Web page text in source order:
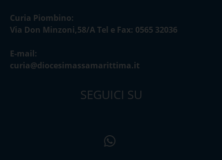
Curia Piombino:
Via Don Minzoni,58/A Tel e Fax: 0565 32036
E-mail:
curia@diocesimassamarittima.it
SEGUICI SU